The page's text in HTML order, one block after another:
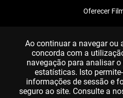
Oferecer
Ao continuar a navegar ou
concorda com a
navegação para analisar
estatísticas. Isto
informações de sessão e
seguro ao site. Consulte a